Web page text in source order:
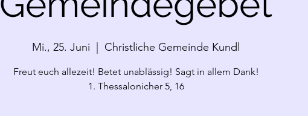
Mi., 25. Juni Christliche Gemeinde Kundl
Freut euch allezeit! Betet unablässig! Sagt in allem Dank!
1. Thessalonicher 5, 16